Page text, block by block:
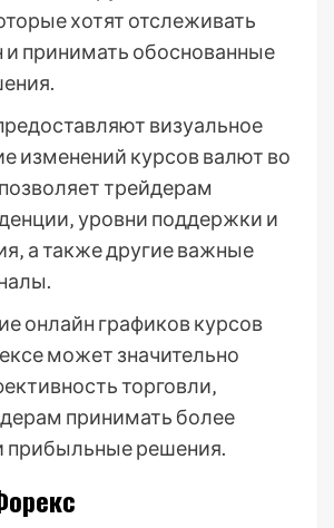
хотят отслеживать
и принимать обоснованные
визуальное
изменений курсов валют во
трейдерам
уровни поддержки и
а также другие важные
онлайн графиков курсов
может значительно
торговли‚
принимать более
прибыльные решения.